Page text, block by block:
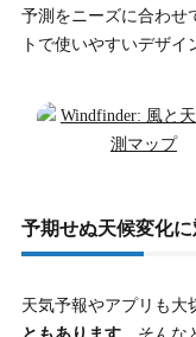
予測をニーズに合わせ
トで使いやすいデザイ
予期せぬ天候変化
天気予報やアプリも大